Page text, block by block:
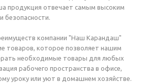
продукция отвечает самым высоким
безопасности.
компании "Наш Карандаш"
товаров, которое позволяет нашим
необходимые товары для любых
рабочего пространства в офисе,
уроку или уют в домашнем хозяйстве.